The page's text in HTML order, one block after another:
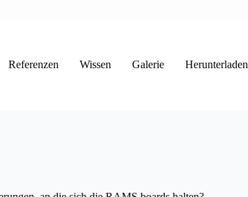
Referenzen Wissen Galerie Herunterladen